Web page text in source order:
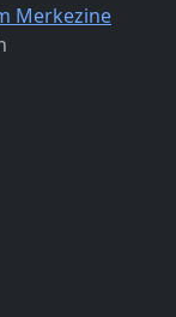
Merkezine